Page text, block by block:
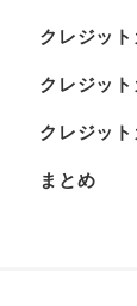
クレジッ
クレジッ
クレジッ
まとめ